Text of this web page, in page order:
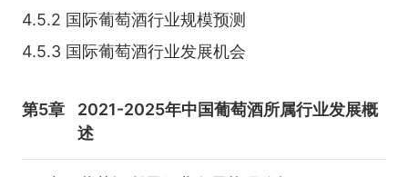
4.5.2 国际葡萄酒行业规模预测
4.5.3 国际葡萄酒行业发展机会
第5章
2021-2025年中国葡萄酒所属行业发展概
述